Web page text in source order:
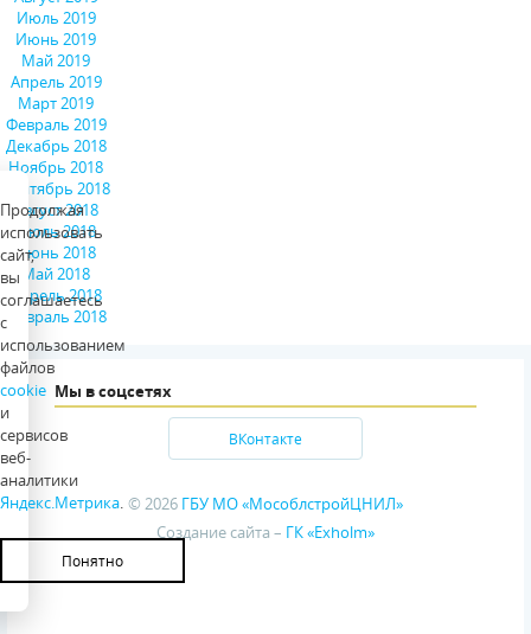
Июль 2019
Июнь 2019
Май 2019
Апрель 2019
Март 2019
Февраль 2019
Декабрь 2018
Ноябрь 2018
Сентябрь 2018
Август 2018
Июль 2018
Июнь 2018
Май 2018
Апрель 2018
Февраль 2018
Мы в соцсетях
ВКонтакте
© 2026 ГБУ МО «МособлстройЦНИЛ»
Создание сайта – ГК «Exholm»
Продолжая
использовать
сайт,
вы
соглашаетесь
с
использованием
файлов
cookie
и
сервисов
веб-
аналитики
Яндекс.Метрика.
Понятно